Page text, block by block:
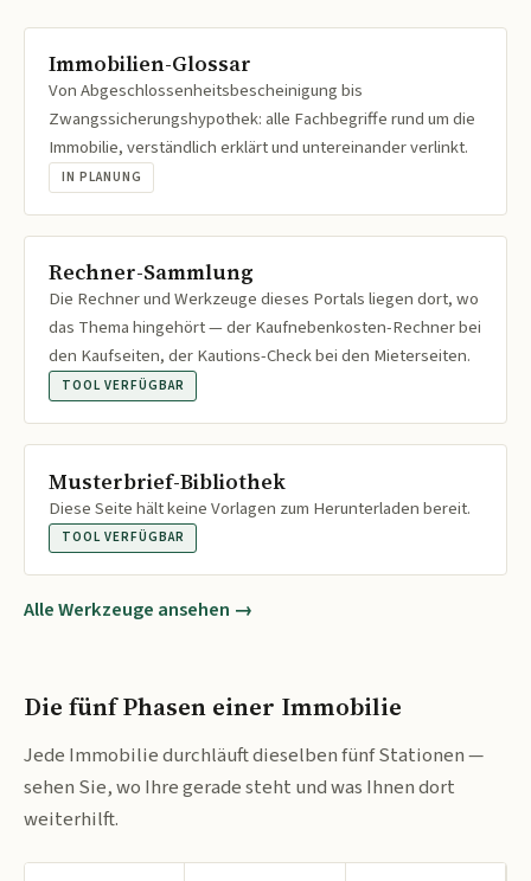
Immobilien-Glossar
Von Abgeschlossenheitsbescheinigung bis
Zwangssicherungshypothek: alle Fachbegriffe rund um die
Immobilie, verständlich erklärt und untereinander verlinkt.
IN PLANUNG
Rechner-Sammlung
Die Rechner und Werkzeuge dieses Portals liegen dort, wo
das Thema hingehört — der Kaufnebenkosten-Rechner bei
den Kaufseiten, der Kautions-Check bei den Mieterseiten.
TOOL VERFÜGBAR
Musterbrief-Bibliothek
Diese Seite hält keine Vorlagen zum Herunterladen bereit.
TOOL VERFÜGBAR
Alle Werkzeuge ansehen →
Die fünf Phasen einer Immobilie
Jede Immobilie durchläuft dieselben fünf Stationen —
sehen Sie, wo Ihre gerade steht und was Ihnen dort
weiterhilft.